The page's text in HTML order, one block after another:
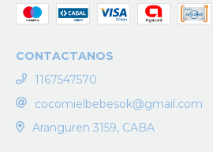
CONTACTANOS
1167547570
cocomielbebesok@gmail.com
Aranguren 3159, CABA